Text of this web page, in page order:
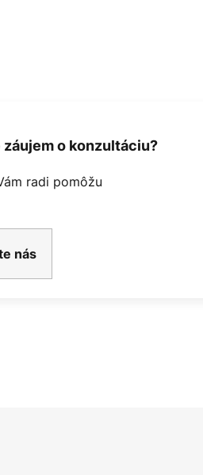
záujem o konzultáciu?
radi pomôžu
nás